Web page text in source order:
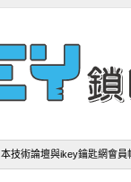
本技術論壇與ikey鑰匙網會